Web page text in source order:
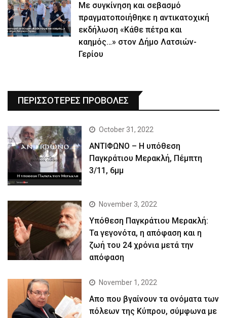
Με συγκίνηση και σεβασμό
πραγματοποιήθηκε η αντικατοχική
εκδήλωση «Κάθε πέτρα και
καημός…» στον Δήμο Λατσιών-
Γερίου
ΠΕΡΙΣΣΟΤΕΡΕΣ ΠΡΟΒΟΛΕΣ
October 31, 2022
ΑΝΤΙΦΩΝΟ – Η υπόθεση
Παγκράτιου Μερακλή, Πέμπτη
3/11, 6μμ
November 3, 2022
Yπόθεση Παγκράτιου Μερακλή:
Τα γεγονότα, η απόφαση και η
ζωή του 24 χρόνια μετά την
απόφαση
November 1, 2022
Απο που βγαίνουν τα ονόματα των
πόλεων της Κύπρου, σύμφωνα με